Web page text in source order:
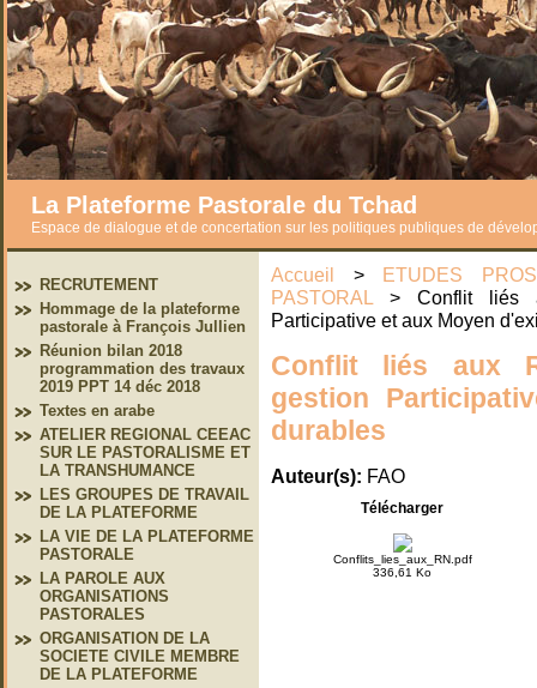
La Plateforme Pastorale du Tchad
Espace de dialogue et de concertation sur les politiques publiques de
RECRUTEMENT
Hommage de la plateforme
pastorale à François Jullien
Réunion bilan 2018
programmation des travaux
2019 PPT 14 déc 2018
Textes en arabe
ATELIER REGIONAL CEEAC
SUR LE PASTORALISME ET
LA TRANSHUMANCE
LES GROUPES DE TRAVAIL
DE LA PLATEFORME
LA VIE DE LA PLATEFORME
PASTORALE
LA PAROLE AUX
ORGANISATIONS
PASTORALES
ORGANISATION DE LA
SOCIETE CIVILE MEMBRE
DE LA PLATEFORME
Accueil > ETUDES
PASTORAL > Conflit liés
Participative et aux Moyen
Conflit liés aux
gestion
durables
Auteur(s): FAO
Télécharger
Conflits_lies_aux_RN.pdf
336,61 Ko